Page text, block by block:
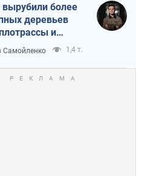
вырубили более
деревьев
и
Самойленко 1,4 т.